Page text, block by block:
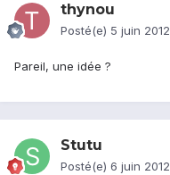
thynou
Posté(e) 5 juin 2012
Pareil, une idée ?
Stutu
Posté(e) 6 juin 2012